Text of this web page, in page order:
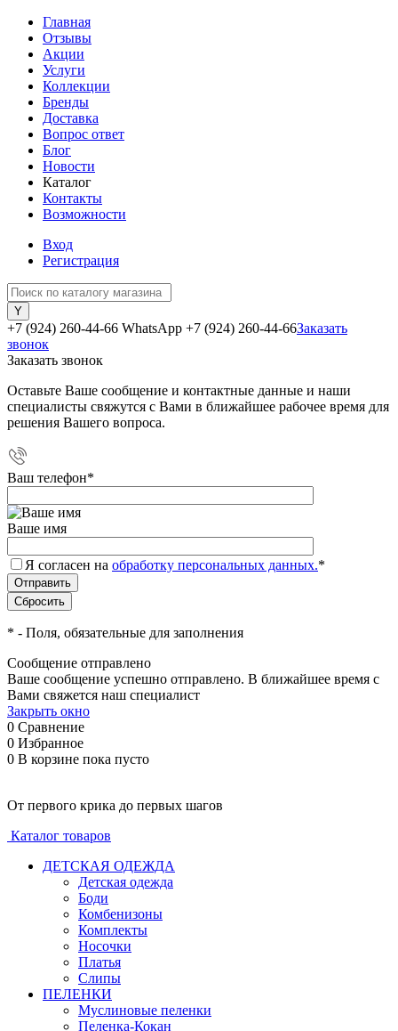
Главная
Отзывы
Акции
Услуги
Коллекции
Бренды
Доставка
Вопрос ответ
Блог
Новости
Каталог
Контакты
Возможности
Вход
Регистрация
+7 (924) 260-44-66 WhatsApp +7 (924) 260-44-66Заказать
звонок
Заказать звонок
Оставьте Ваше сообщение и контактные данные и наши
специалисты свяжутся с Вами в ближайшее рабочее время для
решения Вашего вопроса.
Ваш телефон*
Ваше имя
Я согласен на обработку персональных данных.*
* - Поля, обязательные для заполнения
Сообщение отправлено
Ваше сообщение успешно отправлено. В ближайшее время с
Вами свяжется наш специалист
Закрыть окно
0 Сравнение
0 Избранное
0 В корзине пока пусто
От первого крика до первых шагов
Каталог товаров
ДЕТСКАЯ ОДЕЖДА
Детская одежда
Боди
Комбенизоны
Комплекты
Носочки
Платья
Слипы
ПЕЛЕНКИ
Муслиновые пеленки
Пеленка-Кокан